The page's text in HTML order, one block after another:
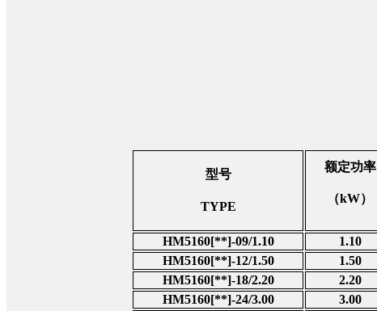
型号
TYPE
额定功率
（kW）
HM5160[**]-09/1.10 1.10
HM5160[**]-12/1.50
1.50
HM5160[**]-18/2.20
2.20
HM5160[**]-24/3.00
3.00